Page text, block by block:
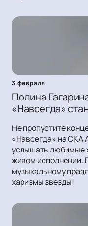
3 февраля
Полина
«Навсегда»
Не пропустите
«Навсегда» на СКА
услышать любимые
живом исполнении.
музыкальному
харизмы звезды!